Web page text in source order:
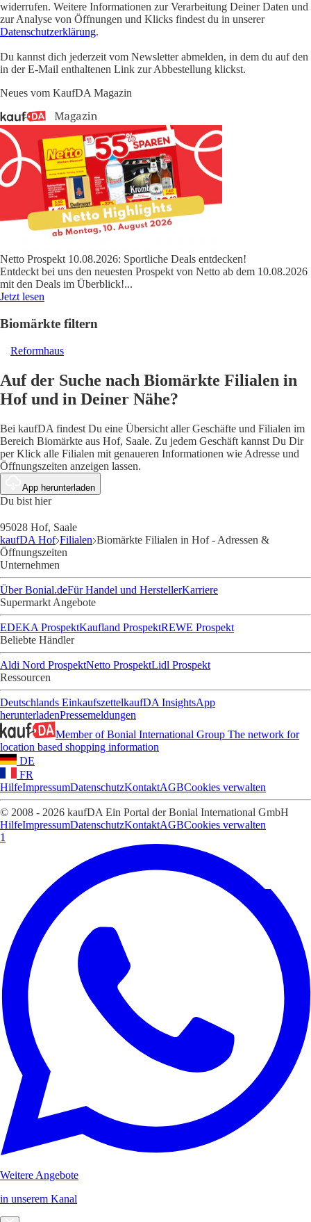
widerrufen. Weitere Informationen zur Verarbeitung Deiner Daten und
zur Analyse von Öffnungen und Klicks findest du in unserer
Datenschutzerklärung.
Du kannst dich jederzeit vom Newsletter abmelden, in dem du auf den
in der E-Mail enthaltenen Link zur Abbestellung klickst.
Neues vom KaufDA Magazin
Netto Prospekt 10.08.2026: Sportliche Deals entdecken!
Entdeckt bei uns den neuesten Prospekt von Netto ab dem 10.08.2026
mit den Deals im Überblick!...
Jetzt lesen
Biomärkte filtern
Reformhaus
Auf der Suche nach Biomärkte Filialen in
Hof und in Deiner Nähe?
Bei kaufDA findest Du eine Übersicht aller Geschäfte und Filialen im
Bereich Biomärkte aus Hof, Saale. Zu jedem Geschäft kannst Du Dir
per Klick alle Filialen mit genaueren Informationen wie Adresse und
Öffnungszeiten anzeigen lassen.
App herunterladen
Du bist hier
95028 Hof, Saale
kaufDA Hof Filialen Biomärkte Filialen in Hof - Adressen &
Öffnungszeiten
Unternehmen
Über Bonial.deFür Handel und HerstellerKarriere
Supermarkt Angebote
EDEKA ProspektKaufland ProspektREWE Prospekt
Beliebte Händler
Aldi Nord ProspektNetto ProspektLidl Prospekt
Ressourcen
Deutschlands EinkaufszettelkaufDA InsightsApp
herunterladenPressemeldungen
Member of Bonial International Group The network for
location based shopping information
DE
FR
HilfeImpressumDatenschutzKontaktAGBCookies verwalten
© 2008 - 2026 kaufDA Ein Portal der Bonial International GmbH
HilfeImpressumDatenschutzKontaktAGBCookies verwalten
1
Weitere Angebote
in unserem Kanal